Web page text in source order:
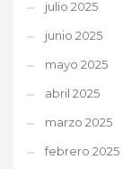
julio 2025
junio 2025
mayo 2025
abril 2025
marzo 2025
febrero 2025